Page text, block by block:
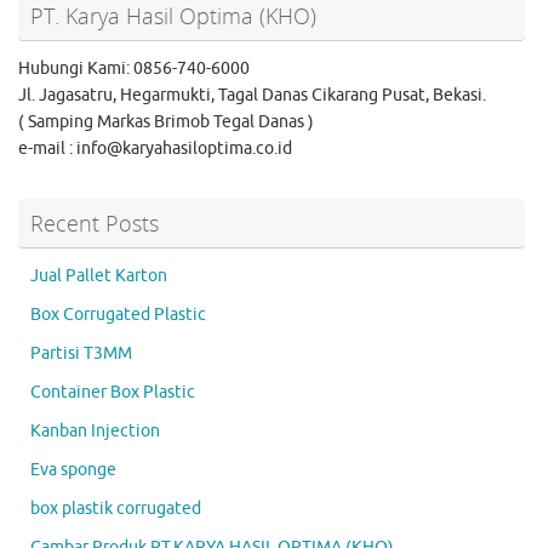
PT. Karya Hasil Optima (KHO)
Hubungi Kami: 0856-740-6000
Jl. Jagasatru, Hegarmukti, Tagal Danas Cikarang Pusat, Bekasi.
( Samping Markas Brimob Tegal Danas )
e-mail : info@karyahasiloptima.co.id
Recent Posts
Jual Pallet Karton
Box Corrugated Plastic
Partisi T3MM
Container Box Plastic
Kanban Injection
Eva sponge
box plastik corrugated